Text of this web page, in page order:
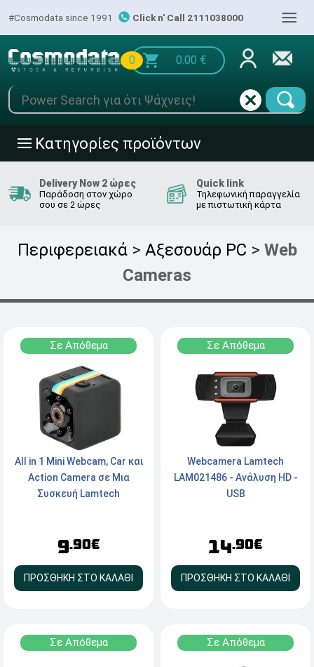
#Cosmodata since 1991 Click n' Call 2111038000 |||
0 0.00 €
||| Κατηγορίες προϊόντων
Delivery Now 2 ώρες
Παράδοση στον χώρο
σου σε 2 ώρες
Quick link
Τηλεφωνική παραγγελία
με πιστωτική κάρτα
Περιφερειακά> Αξεσουάρ PC > Web
Cameras
Σε Απόθεμα
All in 1 Mini Webcam, Car και
Action Camera σε Μια
Συσκευή Lamtech
9.90€
ΠΡΟΣΘΗΚΗ ΣΤΟ ΚΑΛΑΘΙ
Σε Απόθεμα
Webcamera Lamtech
LAM021486 - Ανάλυση HD -
USB
14.90€
ΠΡΟΣΘΗΚΗ ΣΤΟ ΚΑΛΑΘΙ
Σε Απόθεμα Σε Απόθεμα